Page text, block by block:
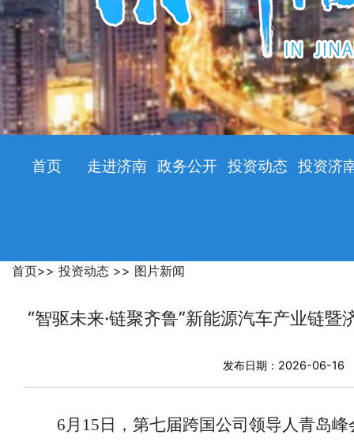
首页 走进济南 政务公开 投资动态 投资济
首页>> 投资动态 >> 图片新闻
“智驱未来·链聚齐鲁”新能源汽车产业链
发布日期：2026-06-16
6月15日，第七届跨国公司领导人青岛